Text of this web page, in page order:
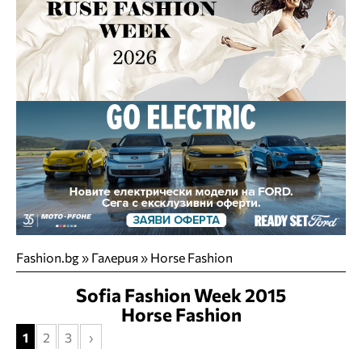
Fashion.bg» Галерия» Horse Fashion
Sofia Fashion Week 2015
Horse Fashion
1 2 3 ›